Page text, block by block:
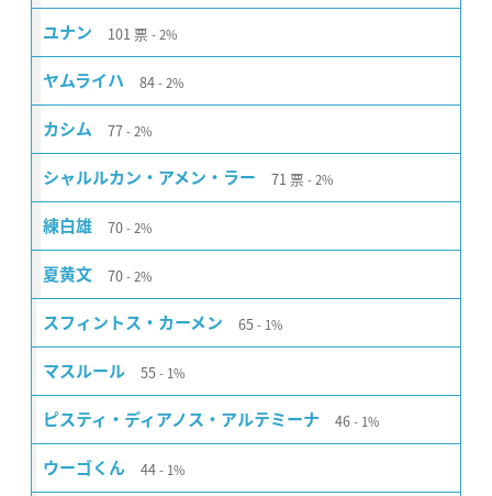
ユナン 101 票 2%
ヤムライハ 84 2%
カシム 77 2%
シャルルカン・アメン・ラー 71 票 2%
練白雄 70 2%
夏黄文 70 2%
スフィントス・カーメン 65 1%
マスルール 55 1%
ピスティ・ディアノス・アルテミーナ 46 1%
ウーゴくん 44 1%